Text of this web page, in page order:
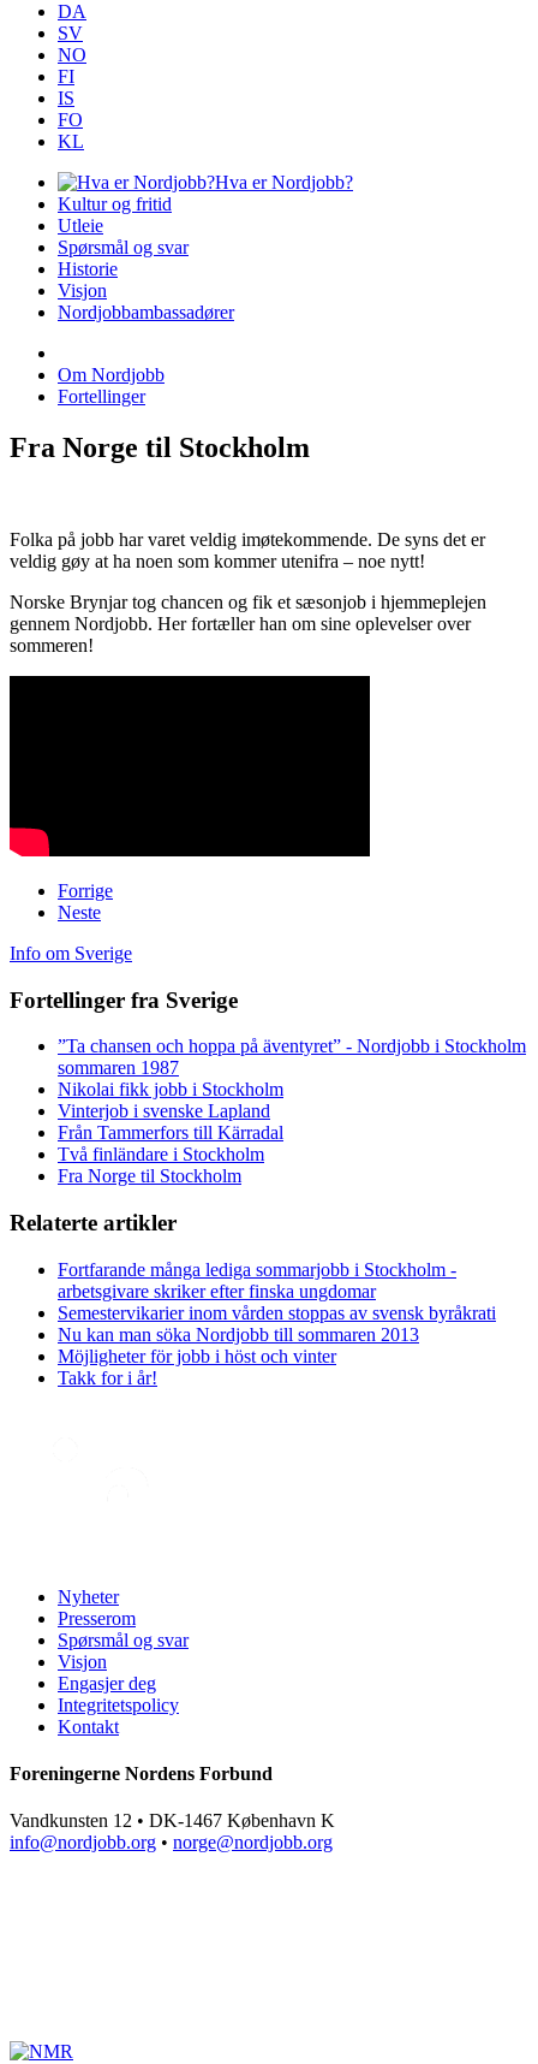
DA
SV
NO
FI
IS
FO
KL
Hva er Nordjobb?
Kultur og fritid
Utleie
Spørsmål og svar
Historie
Visjon
Nordjobbambassadører
Om Nordjobb
Fortellinger
Fra Norge til Stockholm
Folka på jobb har varet veldig imøtekommende. De syns det er
veldig gøy at ha noen som kommer utenifra – noe nytt!
Norske Brynjar tog chancen og fik et sæsonjob i hjemmeplejen
gennem Nordjobb. Her fortæller han om sine oplevelser over
sommeren!
Forrige
Neste
Info om Sverige
Fortellinger fra Sverige
”Ta chansen och hoppa på äventyret” - Nordjobb i Stockholm
sommaren 1987
Nikolai fikk jobb i Stockholm
Vinterjob i svenske Lapland
Från Tammerfors till Kärradal
Två finländare i Stockholm
Fra Norge til Stockholm
Relaterte artikler
Fortfarande många lediga sommarjobb i Stockholm -
arbetsgivare skriker efter finska ungdomar
Semestervikarier inom vården stoppas av svensk byråkrati
Nu kan man söka Nordjobb till sommaren 2013
Möjligheter för jobb i höst och vinter
Takk for i år!
Nyheter
Presserom
Spørsmål og svar
Visjon
Engasjer deg
Integritetspolicy
Kontakt
Foreningerne Nordens Forbund
Vandkunsten 12 • DK-1467 København K
info@nordjobb.org • norge@nordjobb.org